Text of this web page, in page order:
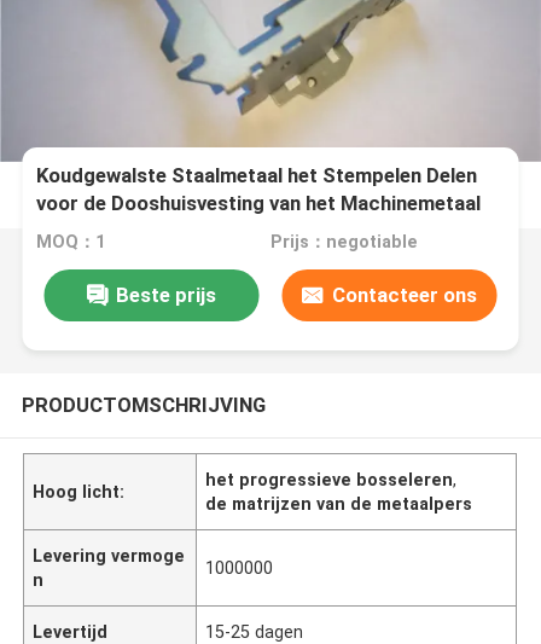
Koudgewalste Staalmetaal het Stempelen Delen
voor de Dooshuisvesting van het Machinemetaal
MOQ：1 Prijs：negotiable
Beste prijs Contacteer ons
PRODUCTOMSCHRIJVING
Hoog licht:
het progressieve bosseleren,
de matrijzen van de metaalpers
Levering vermoge
n
1000000
Levertijd 15-25 dagen